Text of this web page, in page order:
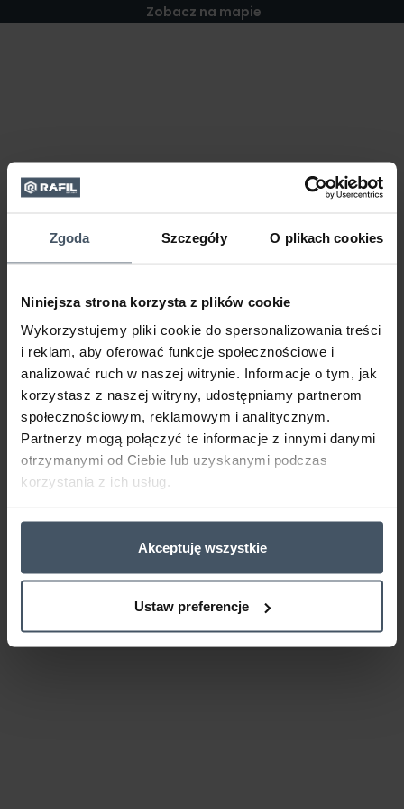
Zgoda Szczegóły O plikach cookies
Niniejsza strona korzysta z plików cookie
Wykorzystujemy pliki cookie do spersonalizowania treści
i reklam, aby oferować funkcje społecznościowe i
analizować ruch w naszej witrynie. Informacje o tym, jak
korzystasz z naszej witryny, udostępniamy partnerom
społecznościowym, reklamowym i analitycznym.
Partnerzy mogą połączyć te informacje z innymi danymi
otrzymanymi od Ciebie lub uzyskanymi podczas
korzystania z ich usług.
Akceptuję wszystkie
Ustaw preferencje
Zobacz na mapie